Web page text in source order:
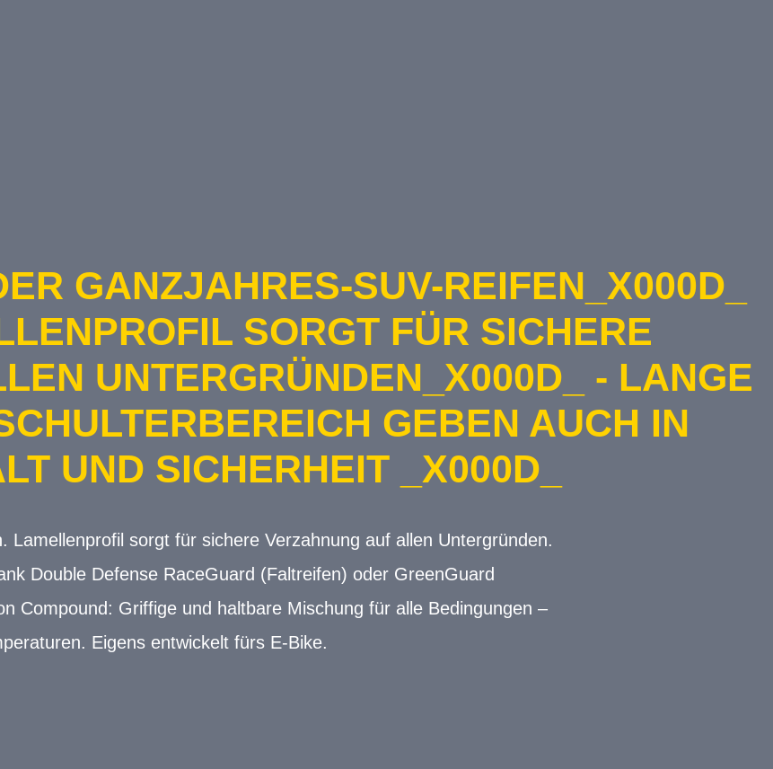
GANZJAHRES-SUV-REIFEN_X000D_
SORGT FÜR SICHERE
UNTERGRÜNDEN_X000D_ - LANGE
GEBEN AUCH IN
UND SICHERHEIT _X000D_
Lamellenprofil sorgt für sichere Verzahnung auf allen Untergründen.
Double Defense RaceGuard (Faltreifen) oder GreenGuard
Compound: Griffige und haltbare Mischung für alle Bedingungen –
Eigens entwickelt fürs E-Bike.